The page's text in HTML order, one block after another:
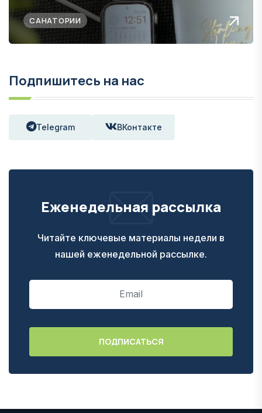
САНАТОРИИ
Подпишитесь на нас
Telegram ВКонтакте
Еженедельная рассылка
Читайте ключевые материалы недели в
нашей еженедельной рассылке.